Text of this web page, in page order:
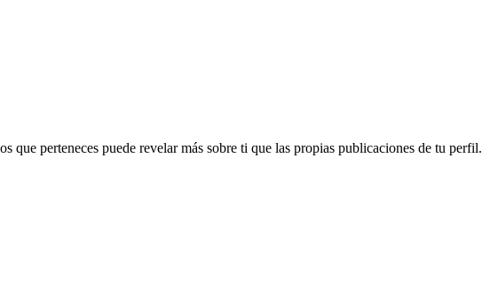
perteneces puede revelar más sobre ti que las propias publicaciones de tu perfil.